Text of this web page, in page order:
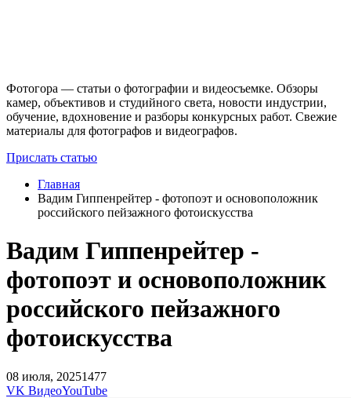
Фотогора — статьи о фотографии и видеосъемке. Обзоры
камер, объективов и студийного света, новости индустрии,
обучение, вдохновение и разборы конкурсных работ. Свежие
материалы для фотографов и видеографов.
Прислать статью
Главная
Вадим Гиппенрейтер - фотопоэт и основоположник
российского пейзажного фотоискусства
Вадим Гиппенрейтер -
фотопоэт и основоположник
российского пейзажного
фотоискусства
08 июля, 20251477
VK ВидеоYouTube